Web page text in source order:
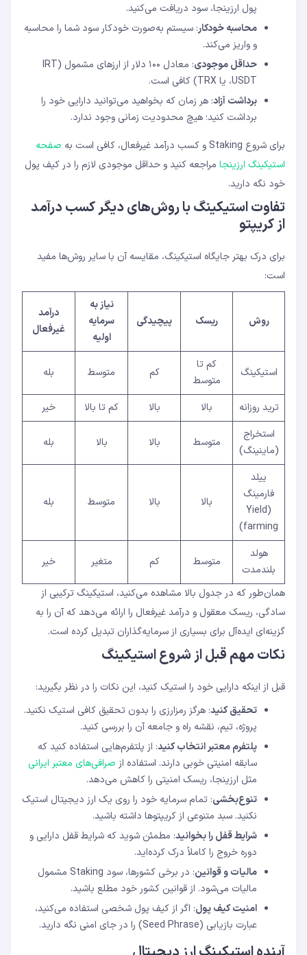
پول ارزینجا، سود دریافت می‌کنید.
محاسبه خودکار: سیستم به‌صورت خودکار سود شما را محاسبه
و واریز می‌کند.
حداقل موجودی
: معادل ۱۰۰ دلار از ارزهای مشمول (IRT
،USDT یا TRX) کافی است.
برداشت آزاد: هر زمان که بخواهید می‌توانید دارایی خود را
برداشت کنید؛ هیچ محدودیت زمانی وجود ندارد.
برای شروع Staking و کسب درآمد غیرفعال، کافی است به
صفحه
استیکینگ ارزینجا مراجعه کنید و حداقل موجودی لازم را در کیف پول
خود نگه دارید.
تفاوت استیکینگ با روش‌های دیگر کسب درآمد
از کریپتو
برای درک بهتر جایگاه استیکینگ، مقایسه آن با سایر روش‌ها مفید
است:
روش ریسک پیچیدگی
نیاز به
سرمایه
اولیه
درآمد
غیرفعال
استیکینگ
کم تا
متوسط
کم متوسط بله
ترید روزانه بالا بالا کم تا بالا
خیر
استخراج
(ماینینگ)
متوسط بالا بالا بله
ییلد
فارمینگ
(Yield
farming)
بالا بالا متوسط بله
هولد
بلندمدت
متوسط کم متغیر خیر
همان‌طور که در جدول بالا مشاهده می‌کنید، استیکینگ ترکیبی از
سادگی، ریسک معقول و درآمد غیرفعال را ارائه می‌دهد که آن را به
گزینه‌ای ایده‌آل برای بسیاری از سرمایه‌گذاران تبدیل کرده است.
نکات مهم قبل از شروع استیکینگ
قبل از اینکه دارایی خود را استیک کنید، این نکات را در نظر بگیرید:
تحقیق کنید: هرگز رمزارزی را بدون تحقیق کافی استیک نکنید.
پروژه، تیم، نقشه راه و جامعه آن را بررسی کنید.
پلتفرم معتبر انتخاب کنید: از پلتفرم‌هایی استفاده کنید که
سابقه امنیتی خوبی دارند. استفاده از صرافی‌های معتبر ایرانی
مثل ارزینجا، ریسک امنیتی را کاهش می‌دهد.
تنوع‌بخشی: تمام سرمایه خود را روی یک ارز دیجیتال استیک
نکنید. سبد متنوعی از کریپتوها داشته باشید.
شرایط قفل را بخوانید: مطمئن شوید که شرایط قفل دارایی و
دوره خروج را کاملاً درک کرده‌اید.
مالیات و قوانین
: در برخی کشورها، سود Staking مشمول
مالیات می‌شود. از قوانین کشور خود مطلع باشید.
امنیت کیف پول: اگر از کیف پول شخصی استفاده می‌کنید،
عبارت بازیابی (Seed Phrase) را در جای امنی نگه دارید.